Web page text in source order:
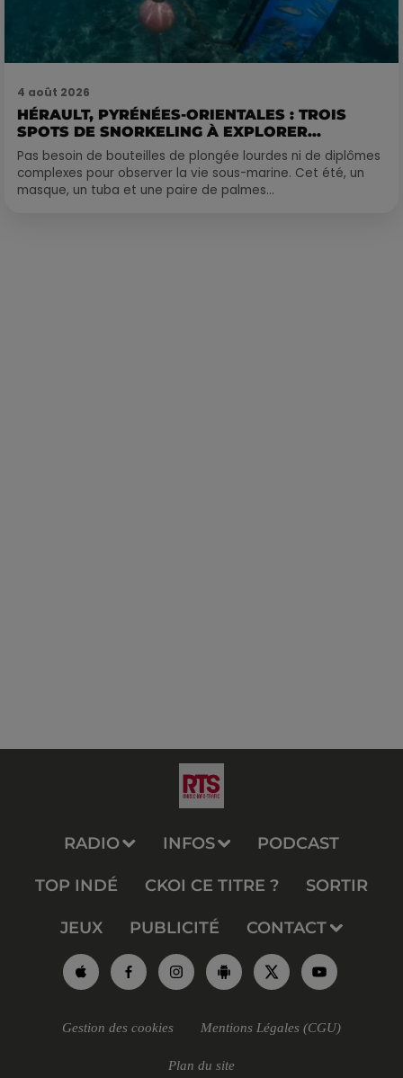
4 août 2026
HÉRAULT, PYRÉNÉES-ORIENTALES : TROIS
SPOTS DE SNORKELING À EXPLORER...
Pas besoin de bouteilles de plongée lourdes ni de diplômes
complexes pour observer la vie sous-marine. Cet été, un
masque, un tuba et une paire de palmes...
RADIO INFOS PODCAST
TOP INDÉ CKOI CE TITRE ? SORTIR
JEUX PUBLICITÉ CONTACT
Gestion des cookies Mentions Légales (CGU)
Plan du site